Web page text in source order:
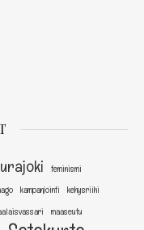
feminismi
kampanjointi
kehysriihi
maaseutu